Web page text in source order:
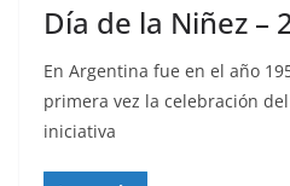
Día de la Niñez –
En Argentina fue en el año
primera vez la celebración
iniciativa